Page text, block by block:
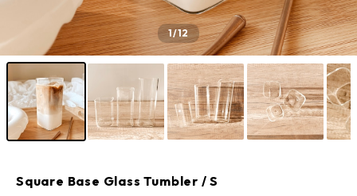
1/12
Square Base Glass Tumbler / S